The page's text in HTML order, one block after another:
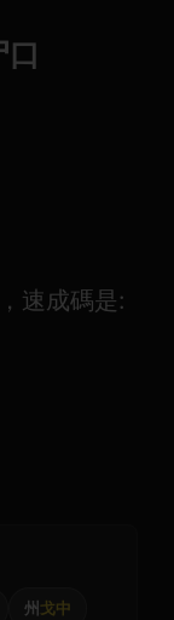
口
速成碼是:
州 戈中